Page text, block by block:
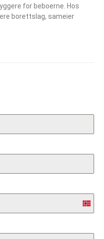
for beboerne. Hos
borettslag, sameier